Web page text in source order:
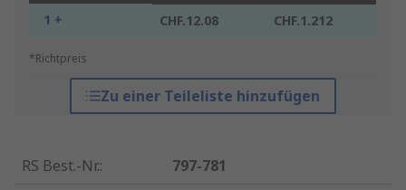
1 + CHF.12.08 CHF.1.212
*Richtpreis
Zu einer Teileliste hinzufügen
RS Best.-Nr.:
797-781